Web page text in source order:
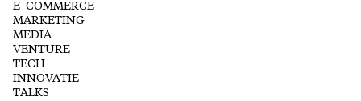
E-COMMERCE
MARKETING
MEDIA
VENTURE
TECH
INNOVATIE
TALKS